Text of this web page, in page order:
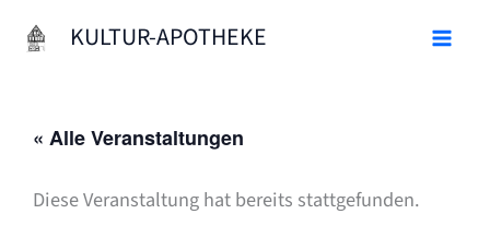
Inhalt
KULTUR-APOTHEKE
« Alle Veranstaltungen
Diese Veranstaltung hat bereits stattgefunden.